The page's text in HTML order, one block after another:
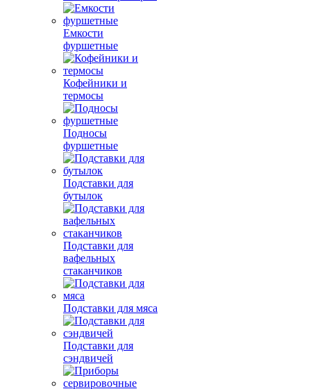
Емкости
фуршетные
Кофейники и
термосы
Подносы
фуршетные
Подставки для
бутылок
Подставки для
вафельных
стаканчиков
Подставки для мяса
Подставки для
сэндвичей